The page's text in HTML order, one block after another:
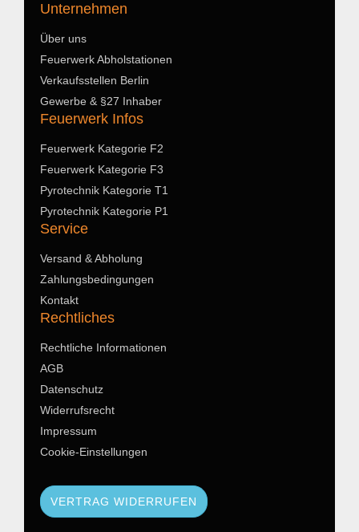
Unternehmen
Über uns
Feuerwerk Abholstationen
Verkaufsstellen Berlin
Gewerbe & §27 Inhaber
Feuerwerk Infos
Feuerwerk Kategorie F2
Feuerwerk Kategorie F3
Pyrotechnik Kategorie T1
Pyrotechnik Kategorie P1
Service
Versand & Abholung
Zahlungsbedingungen
Kontakt
Rechtliches
Rechtliche Informationen
AGB
Datenschutz
Widerrufsrecht
Impressum
Cookie-Einstellungen
VERTRAG WIDERRUFEN